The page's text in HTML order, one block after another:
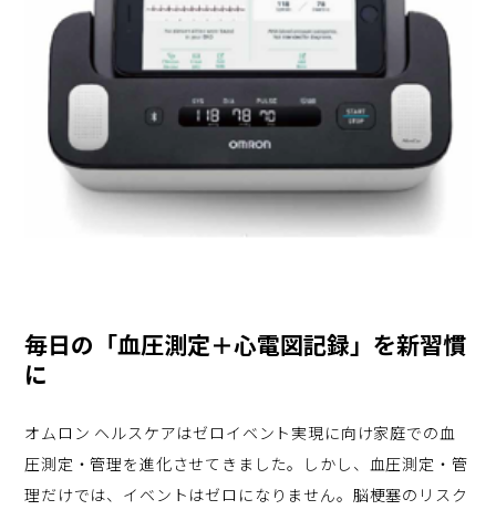
毎日の「血圧測定＋心電図記録」を新習慣
に
オムロン ヘルスケアはゼロイベント実現に向け家庭での血
圧測定・管理を進化させてきました。しかし、血圧測定・管
理だけでは、イベントはゼロになりません。脳梗塞のリスク